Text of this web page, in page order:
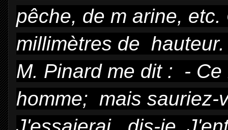
pêche, de m arine, etc.
millimètres de
M. Pinard me dit : - Ce
homme; mais